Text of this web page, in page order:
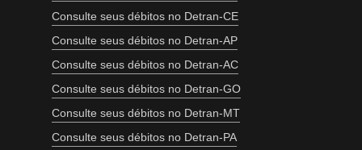
Consulte seus débitos no Detran-CE
Consulte seus débitos no Detran-AP
Consulte seus débitos no Detran-AC
Consulte seus débitos no Detran-GO
Consulte seus débitos no Detran-MT
Consulte seus débitos no Detran-PA